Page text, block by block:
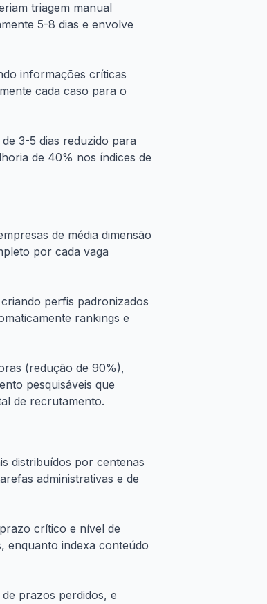
triagem manual
5-8 dias e envolve
informações críticas
cada caso para o
3-5 dias reduzido para
de 40% nos índices de
de média dimensão
por cada vaga
perfis padronizados
rankings e
(redução de 90%),
pesquisáveis que
de recrutamento.
distribuídos por centenas
administrativas e de
crítico e nível de
enquanto indexa conteúdo
prazos perdidos, e